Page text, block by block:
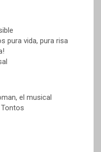
pura vida, pura risa
el musical